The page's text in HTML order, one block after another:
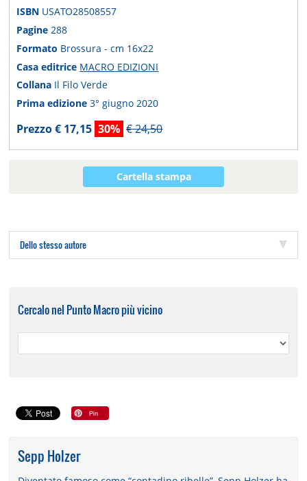
ISBN USATO28508557
Pagine288
Formato Brossura - cm 16x22
Casa editrice MACRO EDIZIONI
Collana Il Filo Verde
Prima edizione3° giugno 2020
Prezzo € 17,15 30% € 24,50
Cartella stampa
Dello stesso autore
Cercalo nel Punto Macro più vicino
Sepp Holzer